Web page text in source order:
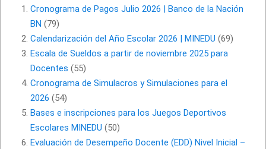
Cronograma de Pagos Julio 2026 | Banco de la Nación
BN (79)
Calendarización del Año Escolar 2026 | MINEDU (69)
Escala de Sueldos a partir de noviembre 2025 para
Docentes (55)
Cronograma de Simulacros y Simulaciones para el
2026 (54)
Bases e inscripciones para los Juegos Deportivos
Escolares MINEDU (50)
Evaluación de Desempeño Docente (EDD) Nivel Inicial –